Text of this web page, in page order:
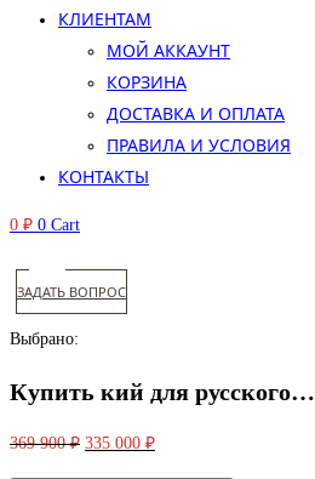
КЛИЕНТАМ
МОЙ АККАУНТ
КОРЗИНА
ДОСТАВКА И ОПЛАТА
ПРАВИЛА И УСЛОВИЯ
КОНТАКТЫ
0 ₽ 0 Cart
ЗАДАТЬ ВОПРОС
Выбрано:
Купить кий для русского…
369 900₽ Первоначальная
335 000 ₽Текущая